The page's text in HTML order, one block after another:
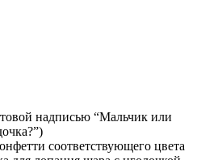
надписью “Мальчик или
соответствующего цвета